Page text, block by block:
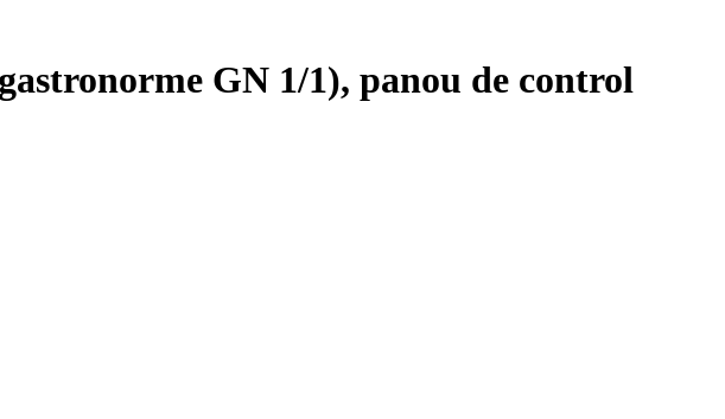
GN 1/1), panou de control